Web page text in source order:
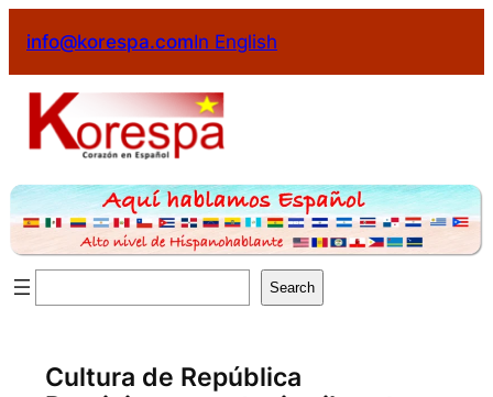
contenido
info@korespa.comIn English
Search
Cultura de República